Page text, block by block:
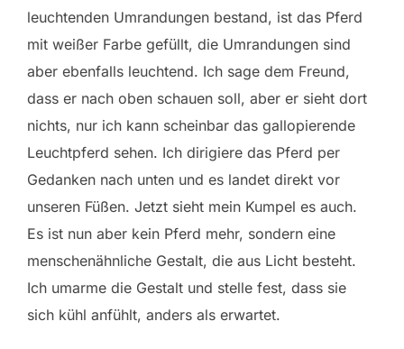
leuchtenden Umrandungen bestand, ist das Pferd
mit weißer Farbe gefüllt, die Umrandungen sind
aber ebenfalls leuchtend. Ich sage dem Freund,
dass er nach oben schauen soll, aber er sieht dort
nichts, nur ich kann scheinbar das gallopierende
Leuchtpferd sehen. Ich dirigiere das Pferd per
Gedanken nach unten und es landet direkt vor
unseren Füßen. Jetzt sieht mein Kumpel es auch.
Es ist nun aber kein Pferd mehr, sondern eine
menschenähnliche Gestalt, die aus Licht besteht.
Ich umarme die Gestalt und stelle fest, dass sie
sich kühl anfühlt, anders als erwartet.